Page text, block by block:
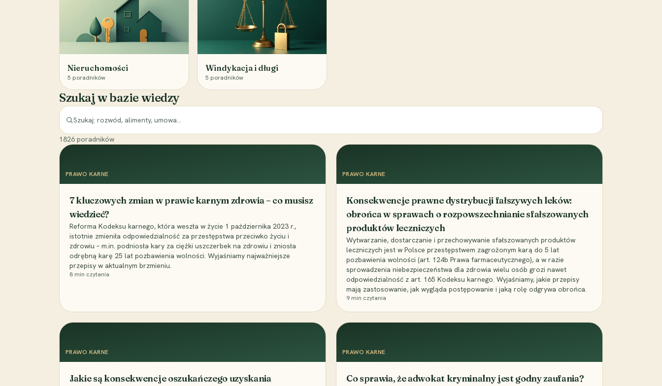
Nieruchomości
5 poradników
Windykacja i długi
5 poradników
Szukaj w bazie wiedzy
1826 poradników
PRAWO KARNE
7 kluczowych zmian w prawie karnym zdrowia – co musisz
wiedzieć?
Reforma Kodeksu karnego, która weszła w życie 1 października 2023 r.,
istotnie zmieniła odpowiedzialność za przestępstwa przeciwko życiu i
zdrowiu – m.in. podniosła kary za ciężki uszczerbek na zdrowiu i zniosła
odrębną karę 25 lat pozbawienia wolności. Wyjaśniamy najważniejsze
przepisy w aktualnym brzmieniu.
8 min czytania
PRAWO KARNE
Konsekwencje prawne dystrybucji fałszywych leków:
obrońca w sprawach o rozpowszechnianie sfałszowanych
produktów leczniczych
Wytwarzanie, dostarczanie i przechowywanie sfałszowanych produktów
leczniczych jest w Polsce przestępstwem zagrożonym karą do 5 lat
pozbawienia wolności (art. 124b Prawa farmaceutycznego), a w razie
sprowadzenia niebezpieczeństwa dla zdrowia wielu osób grozi nawet
odpowiedzialność z art. 165 Kodeksu karnego. Wyjaśniamy, jakie przepisy
mają zastosowanie, jak wygląda postępowanie i jaką rolę odgrywa obrońca.
9 min czytania
PRAWO KARNE
Jakie są konsekwencje oszukańczego uzyskania
PRAWO KARNE
Co sprawia, że adwokat kryminalny jest godny zaufania?